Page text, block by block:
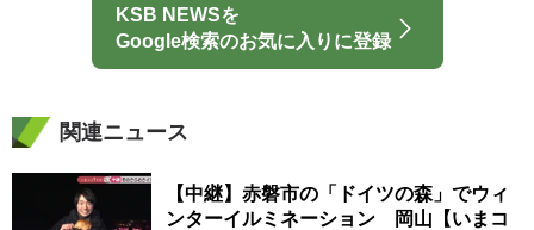
KSB NEWSを
Google検索のお気に入りに登録
関連ニュース
【中継】赤磐市の「ドイツの森」でウィ
ンターイルミネーション 岡山【いまコ